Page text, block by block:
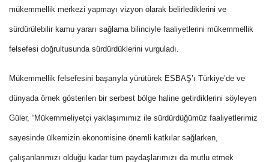
mükemmellik merkezi yapmayı vizyon olarak belirlediklerini ve
sürdürülebilir kamu yararı sağlama bilinciyle faaliyetlerini mükemmellik
felsefesi doğrultusunda sürdürdüklerini vurguladı.
Mükemmellik felsefesini başarıyla yürütürek ESBAŞ’ı Türkiye’de ve
dünyada örnek gösterilen bir serbest bölge haline getirdiklerini söyleyen
Güler, “Mükemmeliyetçi yaklaşımımız ile sürdürdüğümüz faaliyetlerimiz
sayesinde ülkemizin ekonomisine önemli katkılar sağlarken,
çalışanlarımızı olduğu kadar tüm paydaşlarımızı da mutlu etmek